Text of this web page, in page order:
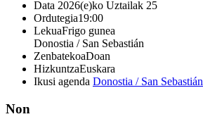
Data 2026(e)ko Uztailak 25
Ordutegia19:00
LekuaFrigo gunea
Donostia / San Sebastián
ZenbatekoaDoan
HizkuntzaEuskara
Ikusi agenda Donostia / San Sebastián
Non